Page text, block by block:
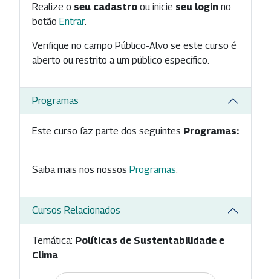
Realize o seu cadastro ou inicie seu login no
botão Entrar.
Verifique no campo Público-Alvo se este curso é
aberto ou restrito a um público específico.
Programas
Este curso faz parte dos seguintes Programas:
Saiba mais nos nossos Programas
Cursos Relacionados
Temática: Políticas de Sustentabilidade e
Clima